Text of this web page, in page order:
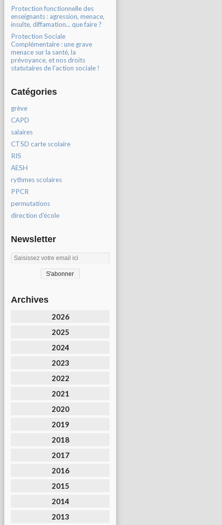
Protection fonctionnelle des
enseignants : agression, menace,
insulte, diffamation... que faire ?
Protection Sociale
Complémentaire : une grave
menace sur la santé, la
prévoyance, et nos droits
statutaires de l'action sociale !
Catégories
grève
CAPD
salaires
CTSD carte scolaire
RIS
AESH
rythmes scolaires
PPCR
permutations
direction d'école
Newsletter
Archives
2026
2025
2024
2023
2022
2021
2020
2019
2018
2017
2016
2015
2014
2013